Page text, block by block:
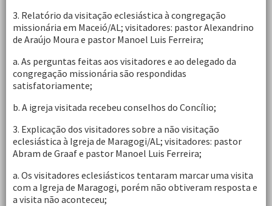
3. Relatório da visitação eclesiástica à congregação
missionária em Maceió/AL; visitadores: pastor Alexandrino
de Araújo Moura e pastor Manoel Luis Ferreira;
a. As perguntas feitas aos visitadores e ao delegado da
congregação missionária são respondidas
satisfatoriamente;
b. A igreja visitada recebeu conselhos do Concílio;
3. Explicação dos visitadores sobre a não visitação
eclesiástica à Igreja de Maragogi/AL; visitadores: pastor
Abram de Graaf e pastor Manoel Luis Ferreira;
a. Os visitadores eclesiásticos tentaram marcar uma visita
com a Igreja de Maragogi, porém não obtiveram resposta e
a visita não aconteceu;